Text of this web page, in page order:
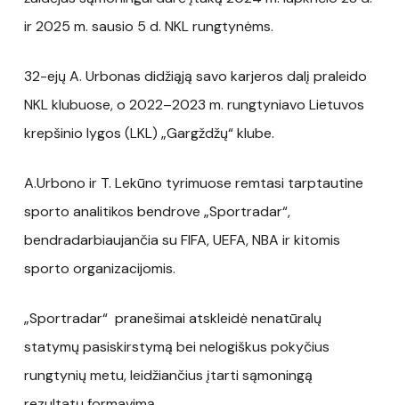
ir 2025 m. sausio 5 d. NKL rungtynėms.
32-ejų A. Urbonas didžiąją savo karjeros dalį praleido
NKL klubuose, o 2022–2023 m. rungtyniavo Lietuvos
krepšinio lygos (LKL) „Gargždžų“ klube.
A.Urbono ir T. Lekūno tyrimuose remtasi tarptautine
sporto analitikos bendrove „Sportradar“,
bendradarbiaujančia su FIFA, UEFA, NBA ir kitomis
sporto organizacijomis.
„Sportradar“ pranešimai atskleidė nenatūralų
statymų pasiskirstymą bei nelogiškus pokyčius
rungtynių metu, leidžiančius įtarti sąmoningą